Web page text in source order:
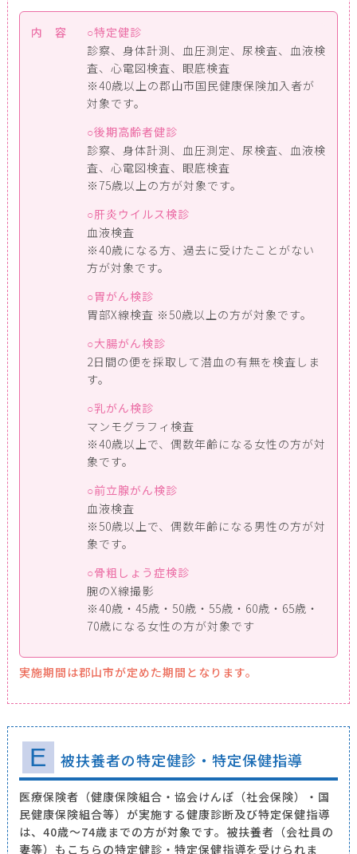
内 容
特定健診
診察、身体計測、血圧測定、尿検査、血液検
査、心電図検査、眼底検査
※40歳以上の郡山市国民健康保険加入者が
対象です。
後期高齢者健診
診察、身体計測、血圧測定、尿検査、血液検
査、心電図検査、眼底検査
※75歳以上の方が対象です。
肝炎ウイルス検診
血液検査
※40歳になる方、過去に受けたことがない
方が対象です。
胃がん検診
胃部X線検査 ※50歳以上の方が対象です。
大腸がん検診
2日間の便を採取して潜血の有無を検査しま
す。
乳がん検診
マンモグラフィ検査
※40歳以上で、偶数年齢になる女性の方が対
象です。
前立腺がん検診
血液検査
※50歳以上で、偶数年齢になる男性の方が対
象です。
骨粗しょう症検診
腕のX線撮影
※40歳・45歳・50歳・55歳・60歳・65歳・
70歳になる女性の方が対象です
実施期間は郡山市が定めた期間となります。
E 被扶養者の特定健診・特定保健指導
医療保険者（健康保険組合・協会けんぽ（社会保険）・国
民健康保険組合等）が実施する健康診断及び特定保健指導
は、40歳～74歳までの方が対象です。被扶養者（会社員の
妻等）もこちらの特定健診・特定保健指導を受けられま